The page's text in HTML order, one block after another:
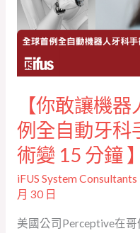
【你敢讓機
例全自動牙科
術變 15 分鐘 】
iFUS System Consultants
月 30 日
美國公司Perceptive在
看
牙
嗎？
全
例
全
自
動
科